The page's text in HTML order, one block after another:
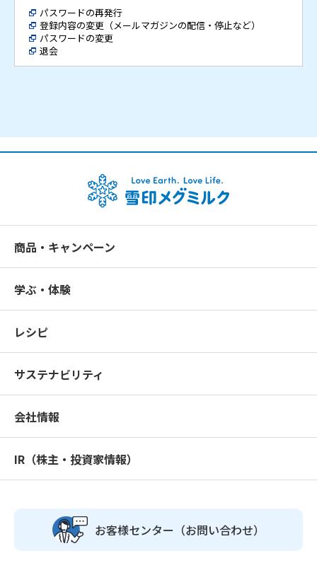
①登録を希望する方が本規約に同意のうえ、当社が定める
手続きに従って必要事項を登録用ウェブサイトのフォーム
に入力した後、登録申し込みを行ったとき
②上記①の登録申し込みを当社が承認したとき
6.（登録情報の変更届出）
メンバーは、電子メールアドレス等の登録情報に変更が生じた
社に変更の届出を行うものとします。変更の届出がなかったこ
とにより、メンバーに不利益が生じた場合、当社は一切その責
任を負いません。
( 2 )メンバーは、自己の登録情報等を、有償無償を問わず、第
三者に譲渡すること、貸与すること、または担保に提供するこ
とはできません。
( 3 )登録情報等を用いた本サービスの利用、その他一切の行為
とみなします。登録情報等が第三者に使用されたことによって
当該メンバーが被る損害については、当社に責任がある場合を
除き、一切責任を負いません。
( 4 )メンバーは、第三者に登録情報等を使用されていることを
8.（メンバーへの通知・連絡）
バーが行った登録内容に基づき、電子メールで行います。
( 2 )( 1 )の通知内容は、オンラインによる通知時点、またはメン
パスワードの再発行
登録内容の変更（メールマガジンの配信・停止など）
パスワードの変更
退会
商品・キャンペーン
学ぶ・体験
レシピ
サステナビリティ
会社情報
IR（株主・投資家情報）
お客様センター （お問い合わせ）